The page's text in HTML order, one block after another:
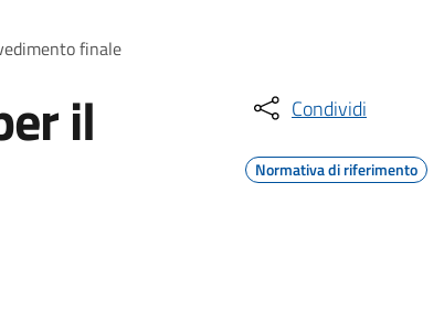
finale
il Condividi
Normativa di riferimento